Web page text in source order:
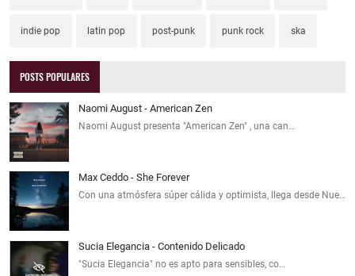
indie pop latin pop post-punk punk rock ska
POSTS POPULARES
Naomi August - American Zen
Naomi August presenta "American Zen" , una can…
Max Ceddo - She Forever
Con una atmósfera súper cálida y optimista, llega desde Nue…
Sucia Elegancia - Contenido Delicado
"Sucia Elegancia" no es apto para sensibles, co…